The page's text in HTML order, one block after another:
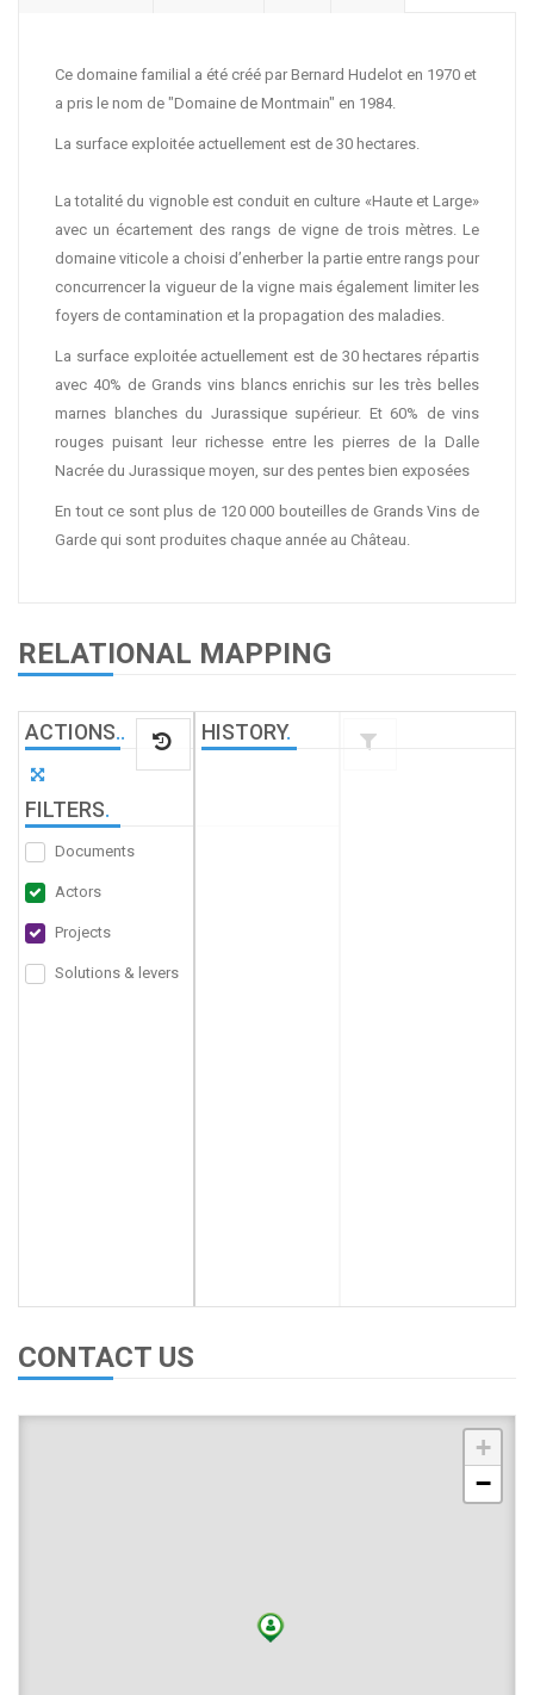
Ce domaine familial a été créé par Bernard Hudelot en 1970 et
a pris le nom de "Domaine de Montmain" en 1984.
La surface exploitée actuellement est de 30 hectares.
La totalité du vignoble est conduit en culture «Haute et Large»
avec un écartement des rangs de vigne de trois mètres. Le
domaine viticole a choisi d’enherber la partie entre rangs pour
concurrencer la vigueur de la vigne mais également limiter les
foyers de contamination et la propagation des maladies.
La surface exploitée actuellement est de 30 hectares répartis
avec 40% de Grands vins blancs enrichis sur les très belles
marnes blanches du Jurassique supérieur. Et 60% de vins
rouges puisant leur richesse entre les pierres de la Dalle
Nacrée du Jurassique moyen, sur des pentes bien exposées
En tout ce sont plus de 120 000 bouteilles de Grands Vins de
Garde qui sont produites chaque année au Château.
RELATIONAL MAPPING
ACTIONS..
FILTERS.
Documents
Actors
Projects
Solutions & levers
HISTORY.
CONTACT US
+
−